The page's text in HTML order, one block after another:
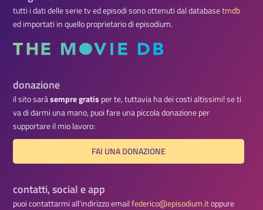
tutti i dati delle serie tv ed episodi sono ottenuti dal databasetmdb
ed importati in quello proprietario di episodium.
donazione
il sito saràsempre gratis per te, tuttavia ha dei costi altissimi! se ti
va di darmi una mano, puoi fare una piccola donazione per
supportare il mio lavoro:
FAI UNA DONAZIONE
contatti, social e app
puoi contattarmi all'indirizzo emailfederico@episodium.itoppure